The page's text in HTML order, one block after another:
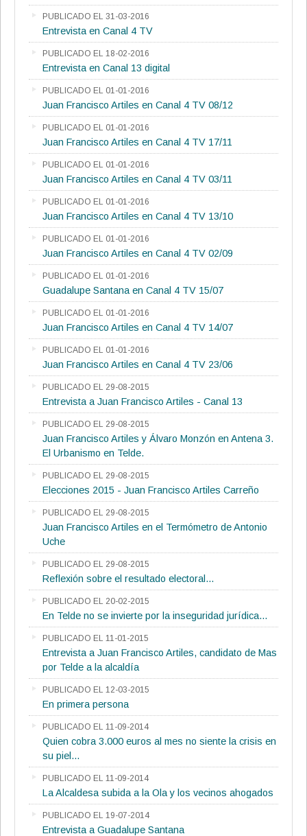
PUBLICADO EL 31-03-2016
Entrevista en Canal 4 TV
PUBLICADO EL 18-02-2016
Entrevista en Canal 13 digital
PUBLICADO EL 01-01-2016
Juan Francisco Artiles en Canal 4 TV 08/12
PUBLICADO EL 01-01-2016
Juan Francisco Artiles en Canal 4 TV 17/11
PUBLICADO EL 01-01-2016
Juan Francisco Artiles en Canal 4 TV 03/11
PUBLICADO EL 01-01-2016
Juan Francisco Artiles en Canal 4 TV 13/10
PUBLICADO EL 01-01-2016
Juan Francisco Artiles en Canal 4 TV 02/09
PUBLICADO EL 01-01-2016
Guadalupe Santana en Canal 4 TV 15/07
PUBLICADO EL 01-01-2016
Juan Francisco Artiles en Canal 4 TV 14/07
PUBLICADO EL 01-01-2016
Juan Francisco Artiles en Canal 4 TV 23/06
PUBLICADO EL 29-08-2015
Entrevista a Juan Francisco Artiles - Canal 13
PUBLICADO EL 29-08-2015
Juan Francisco Artiles y Álvaro Monzón en Antena 3.
El Urbanismo en Telde.
PUBLICADO EL 29-08-2015
Elecciones 2015 - Juan Francisco Artiles Carreño
PUBLICADO EL 29-08-2015
Juan Francisco Artiles en el Termómetro de Antonio
Uche
PUBLICADO EL 29-08-2015
Reflexión sobre el resultado electoral...
PUBLICADO EL 20-02-2015
En Telde no se invierte por la inseguridad jurídica...
PUBLICADO EL 11-01-2015
Entrevista a Juan Francisco Artiles, candidato de Mas
por Telde a la alcaldía
PUBLICADO EL 12-03-2015
En primera persona
PUBLICADO EL 11-09-2014
Quien cobra 3.000 euros al mes no siente la crisis en
su piel...
PUBLICADO EL 11-09-2014
La Alcaldesa subida a la Ola y los vecinos ahogados
PUBLICADO EL 19-07-2014
Entrevista a Guadalupe Santana